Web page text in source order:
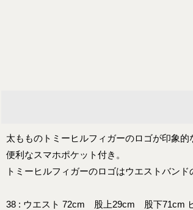
太もものトミーヒルフィガーのロゴが印象的
便利なスマホポケット付き。
トミーヒルフィガーのロゴはウエストバン
38 : ウエスト 72cm 股上29cm 股下71cm